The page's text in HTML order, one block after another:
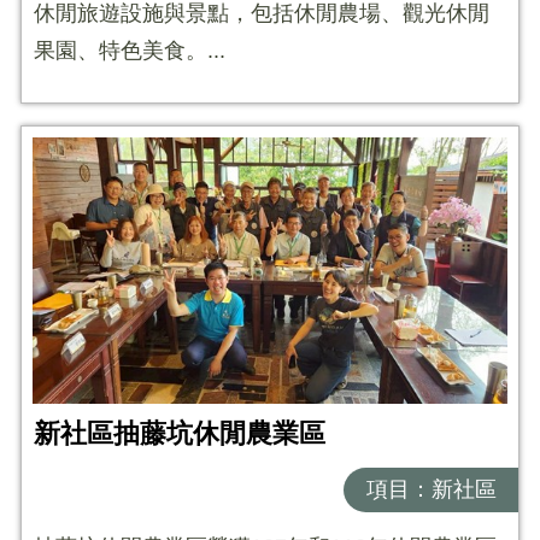
休閒旅遊設施與景點，包括休閒農場、觀光休閒
果園、特色美食。...
新社區抽藤坑休閒農業區
項目：新社區